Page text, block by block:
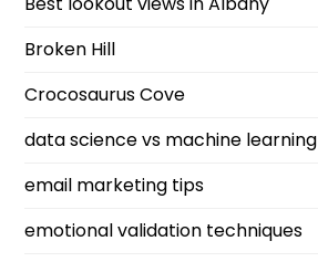
Broken Hill
Crocosaurus Cove
data science vs machine learning
email marketing tips
emotional validation techniques